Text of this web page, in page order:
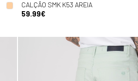
CALÇÃO SMK K53 AREIA
59.99€